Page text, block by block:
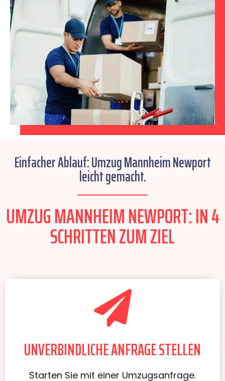
Einfacher Ablauf: Umzug Mannheim Newport
leicht gemacht.
UMZUG MANNHEIM NEWPORT: IN 4
SCHRITTEN ZUM ZIEL
UNVERBINDLICHE ANFRAGE STELLEN
Starten Sie mit einer Umzugsanfrage.